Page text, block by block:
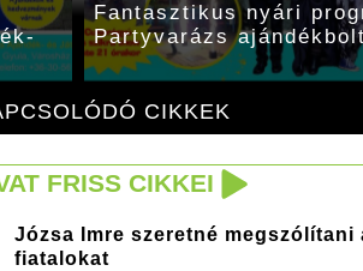
CIKKEK
Fantasztikus nyári
Partyvarázs
FRISS CIKKEI
Józsa Imre szeretné megszólítani
fiatalokat